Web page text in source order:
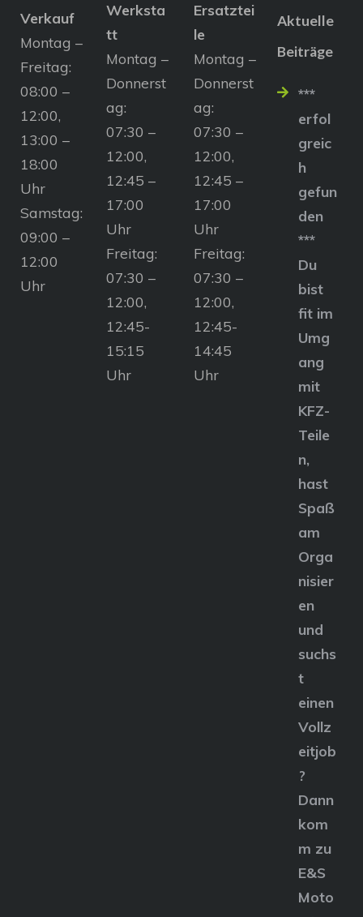
Verkauf
Montag –
Freitag:
08:00 –
12:00,
13:00 –
18:00
Uhr
Samstag:
09:00 –
12:00
Uhr
Werksta
tt
Montag –
Donnerst
ag:
07:30 –
12:00,
12:45 –
17:00
Uhr
Freitag:
07:30 –
12:00,
12:45-
15:15
Uhr
Ersatztei
le
Montag –
Donnerst
ag:
07:30 –
12:00,
12:45 –
17:00
Uhr
Freitag:
07:30 –
12:00,
12:45-
14:45
Uhr
Aktuelle
Beiträge
***
erfol
greic
h
gefun
den
***
Du
bist
fit im
Umg
ang
mit
KFZ-
Teile
n,
hast
Spaß
am
Orga
nisier
en
und
suchs
t
einen
Vollz
eitjob
?
Dann
kom
m zu
E&S
Moto